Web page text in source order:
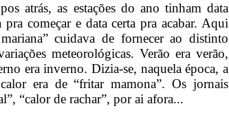
atrás, as estações do ano tinham data
pra começar e data certa pra acabar. Aqui
cuidava de fornecer ao distinto
meteorológicas. Verão era verão,
era inverno. Dizia-se, naquela época, a
era de “fritar mamona”. Os jornais
“calor de rachar”, por ai afora...